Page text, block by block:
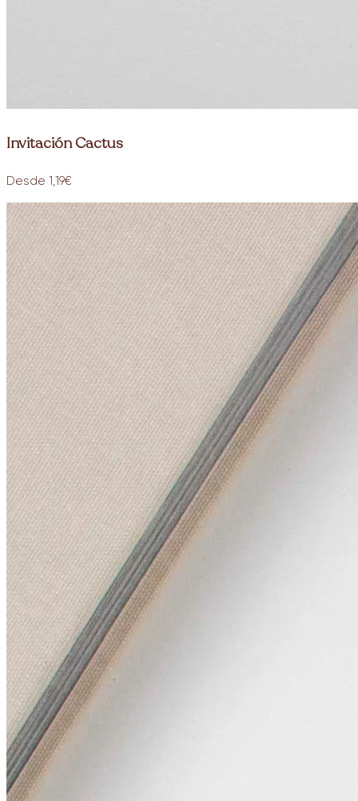
Invitación Cactus
Desde 1,19€